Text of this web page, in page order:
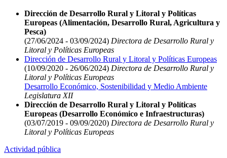
Dirección de Desarrollo Rural y Litoral y Políticas
Europeas (Alimentación, Desarrollo Rural, Agricultura y
Pesca)
(27/06/2024 - 03/09/2024) Directora de Desarrollo Rural y
Litoral y Políticas Europeas
Dirección de Desarrollo Rural y Litoral y Políticas Europeas
(10/09/2020 - 26/06/2024) Directora de Desarrollo Rural y
Litoral y Políticas Europeas
Desarrollo Económico, Sostenibilidad y Medio Ambiente
Legislatura XII
Dirección de Desarrollo Rural y Litoral y Políticas
Europeas (Desarrollo Económico e Infraestructuras)
(03/07/2019 - 09/09/2020) Directora de Desarrollo Rural y
Litoral y Políticas Europeas
Actividad pública